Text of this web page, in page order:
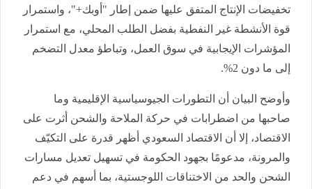
تخفيضات الإنتاج المتفق عليها ضمن إطار "أوبك+"، واستمرار
قوة الأنشطة غير النفطية بفضل الطلب المحلي، مع استمرار
المؤشرات الإيجابية في سوق العمل، وتباطؤ معدل التضخم
إلى ما دون 2%.
وأوضح البيان أن التطورات الجيوسياسية الإقليمية وما
صاحبها من اضطرابات في حركة الملاحة والشحن أثرت على
الاقتصاد، إلا أن الاقتصاد السعودي أظهر قدرة على التكيّف
والمرونة، مدعومًا بجهود الحكومة في تسهيل تعديل مسارات
الشحن والحد من الاختناقات اللوجستية، بما أسهم في دعم